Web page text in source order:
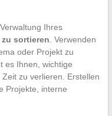
Ihres
zu sortieren . Verwenden
oder Projekt zu
es Ihnen, wichtige
zu verlieren. Erstellen
Projekte, interne